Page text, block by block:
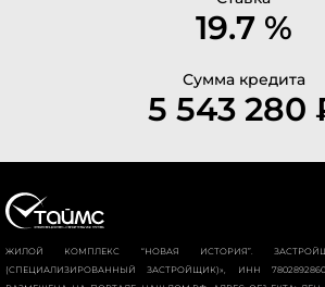
19.7 %
Сумма кредита
5 543 280
ЖИЛОЙ КОМПЛЕКС “НОВАЯ ИСТОРИЯ”.
(СПЕЦИАЛИЗИРОВАННЫЙ ЗАСТРОЙЩИК)», ИНН